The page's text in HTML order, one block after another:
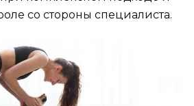
со стороны специалиста.